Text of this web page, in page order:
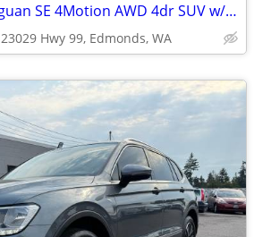
2013 Volkswagen Tiguan SE 4Motion AWD 4dr SUV w/Sunroof and Navigation
23029 Hwy 99, Edmonds, WA